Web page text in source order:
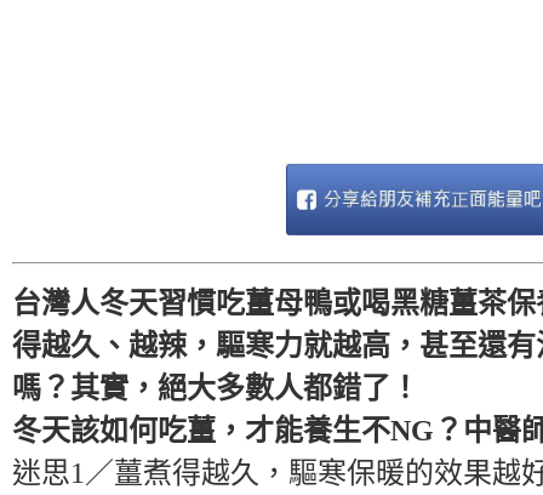
台灣人冬天習慣吃薑母鴨或喝黑糖薑茶
得越久、越辣，驅寒力就越高，甚至還
嗎？其實，絕大多數人都錯了！
冬天該如何吃薑，才能養生不NG？中醫
迷思1／薑煮得越久，驅寒保暖的效果越